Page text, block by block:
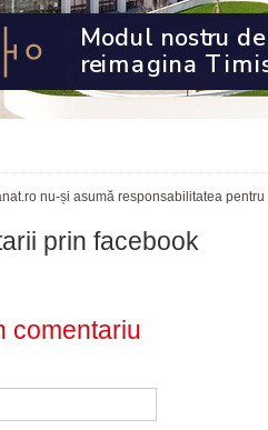
nu-și asumă responsabilitatea
prin facebook
comentariu